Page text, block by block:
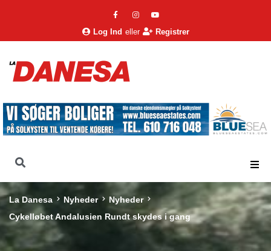
Log Ind eller Registrer
La Danesa Nyheder
Nyheder
Cykelløbet Andalusien Rundt skydes i gang